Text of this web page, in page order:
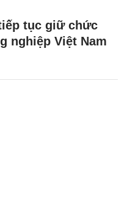
tục giữ chức
nghiệp Việt Nam